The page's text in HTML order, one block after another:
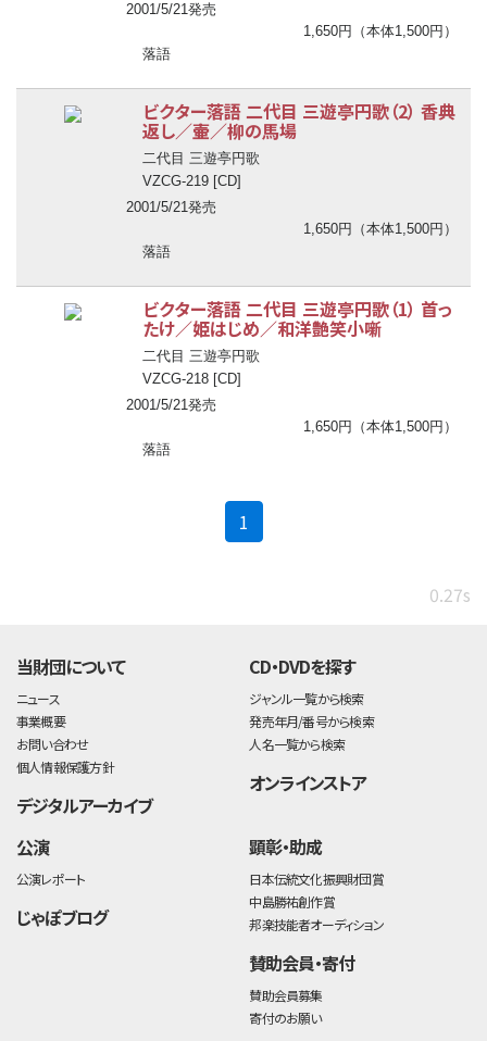
2001/5/21発売
1,650円（本体1,500円）
落語
ビクター落語 二代目 三遊亭円歌（2） 香典
返し／壷／柳の馬場
二代目 三遊亭円歌
VZCG-219 [CD]
2001/5/21発売
1,650円（本体1,500円）
落語
ビクター落語 二代目 三遊亭円歌（1） 首っ
たけ／姫はじめ／和洋艶笑小噺
二代目 三遊亭円歌
VZCG-218 [CD]
2001/5/21発売
1,650円（本体1,500円）
落語
1
0.27s
当財団について
ニュース
事業概要
お問い合わせ
個人情報保護方針
デジタルアーカイブ
CD・DVDを探す
ジャンル一覧から検索
発売年月/番号から検索
人名一覧から検索
オンラインストア
公演
公演レポート
じゃぽブログ
顕彰・助成
日本伝統文化振興財団賞
中島勝祐創作賞
邦楽技能者オーディション
賛助会員・寄付
賛助会員募集
寄付のお願い